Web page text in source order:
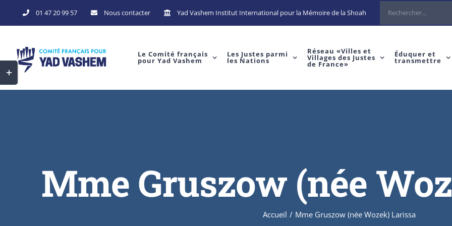
to
01 47 20 99 57 Nous contacter Yad Vashem Institut International pour la Mémoire de la Shoah Rechercher
Le Comité français
pour Yad Vashem
Les Justes parmi
les Nations
Réseau «Villes et
Villages des Justes
de France»
Éduquer et
transmettre
Mme Gruszow (née
Accueil / Mme Gruszow (née Wozek) Larissa
Toggle
Sliding